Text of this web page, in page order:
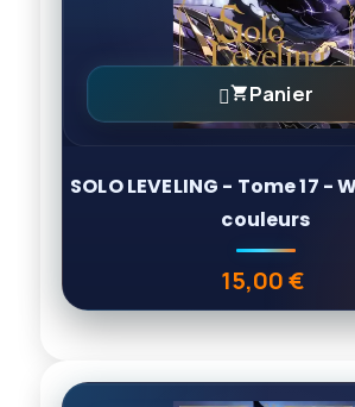
Panier
SOLO LEVELING - Tome 17 -
couleurs
Prix
15,00 €